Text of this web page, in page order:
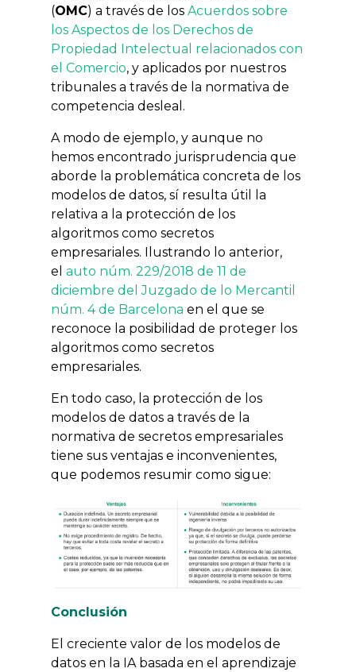
(OMC) a través de los Acuerdos sobre
los Aspectos de los Derechos de
Propiedad Intelectual relacionados con
el Comercio, y aplicados por nuestros
tribunales a través de la normativa de
competencia desleal.
A modo de ejemplo, y aunque no
hemos encontrado jurisprudencia que
aborde la problemática concreta de los
modelos de datos, sí resulta útil la
relativa a la protección de los
algoritmos como secretos
empresariales. Ilustrando lo anterior,
el auto núm. 229/2018 de 11 de
diciembre del Juzgado de lo Mercantil
núm. 4 de Barcelona en el que se
reconoce la posibilidad de proteger los
algoritmos como secretos
empresariales.
En todo caso, la protección de los
modelos de datos a través de la
normativa de secretos empresariales
tiene sus ventajas e inconvenientes,
que podemos resumir como sigue:
Conclusión
El creciente valor de los modelos de
datos en la IA basada en el aprendizaje